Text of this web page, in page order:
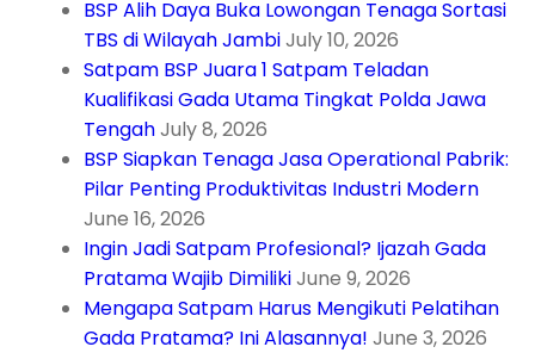
BSP Alih Daya Buka Lowongan Tenaga Sortasi
TBS di Wilayah JambiJuly 10, 2026
Satpam BSP Juara 1 Satpam Teladan
Kualifikasi Gada Utama Tingkat Polda Jawa
TengahJuly 8, 2026
BSP Siapkan Tenaga Jasa Operational Pabrik:
Pilar Penting Produktivitas Industri Modern
June 16, 2026
Ingin Jadi Satpam Profesional? Ijazah Gada
Pratama Wajib DimilikiJune 9, 2026
Mengapa Satpam Harus Mengikuti Pelatihan
Gada Pratama? Ini Alasannya! June 3, 2026